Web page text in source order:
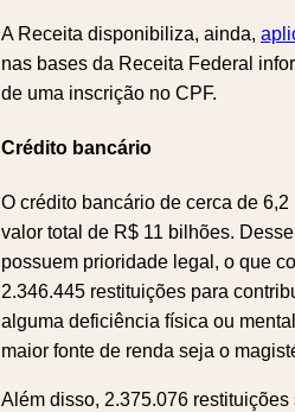
A Receita disponibiliza, ainda,
nas bases da Receita Federal
de uma inscrição no CPF.
Crédito bancário
O crédito bancário de cerca de
valor total de R$ 11 bilhões.
possuem prioridade legal, o que
2.346.445 restituições para
alguma deficiência física ou
maior fonte de renda seja o
Além disso, 2.375.076